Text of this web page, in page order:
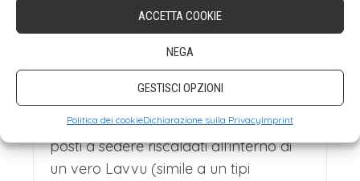
ACCETTA COOKIE
NEGA
GESTISCI OPZIONI
Politica dei cookieDichiarazione sulla PrivacyImprint
Karlsplatz è il luogo in cui troveraiil
mercato invernale di Stoccarda a
tema finlandese, pieno di tutti i tipi di
bontà nordica, daGlögie salmone
bollenti a maglioni caldi e comodi e
posti a sedere riscaldati all’interno di
un vero Lavvu (simile a un tipi